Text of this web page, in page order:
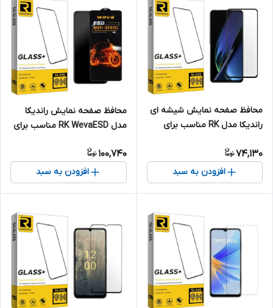
محافظ صفحه نمایش شیشه ای
راندیکا مدل RK مناسب برای
74,130
افزودن به سبد
محافظ صفحه نمایش راندیکا
مدل RK WevaESD مناسب برای
100,740
افزودن به سبد